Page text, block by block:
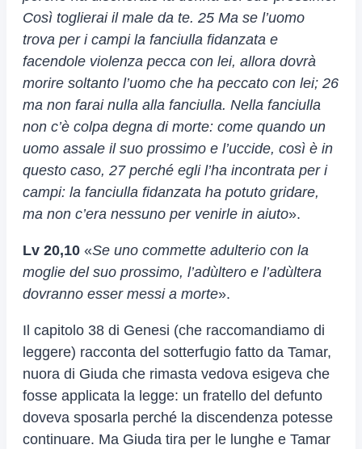
Così toglierai il male da te. 25 Ma se l’uomo
trova per i campi la fanciulla fidanzata e
facendole violenza pecca con lei, allora dovrà
morire soltanto l’uomo che ha peccato con lei; 26
ma non farai nulla alla fanciulla. Nella fanciulla
non c’è colpa degna di morte: come quando un
uomo assale il suo prossimo e l’uccide, così è in
questo caso, 27 perché egli l’ha incontrata per i
campi: la fanciulla fidanzata ha potuto gridare,
ma non c’era nessuno per venirle in aiuto».
Lv 20,10 «Se uno commette adulterio con la
moglie del suo prossimo, l’adùltero e l’adùltera
dovranno esser messi a morte».
Il capitolo 38 di Genesi (che raccomandiamo di
leggere) racconta del sotterfugio fatto da Tamar,
nuora di Giuda che rimasta vedova esigeva che
fosse applicata la legge: un fratello del defunto
doveva sposarla perché la discendenza potesse
continuare. Ma Giuda tira per le lunghe e Tamar